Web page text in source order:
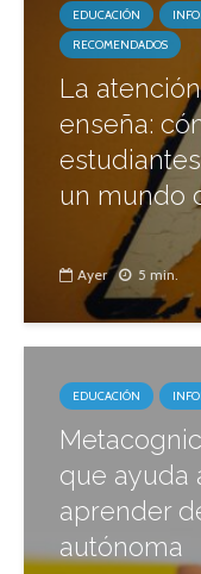
EDUCACIÓN
RECOMENDADOS
La
enseña:
un mundo
Ayer 5 min.
EDUCACIÓN
que ayuda
aprender
autónoma